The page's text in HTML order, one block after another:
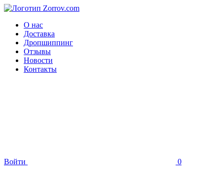
О нас
Доставка
Дропшиппинг
Отзывы
Новости
Контакты
Войти 0